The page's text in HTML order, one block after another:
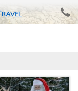
на резервация